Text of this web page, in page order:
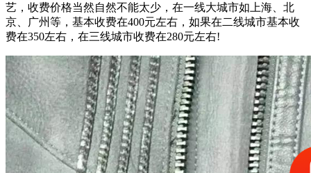
艺，收费价格当然自然不能太少，在一线大城市如上海、北
京、广州等，基本收费在400元左右，如果在二线城市基本收
费在350左右，在三线城市收费在280元左右!